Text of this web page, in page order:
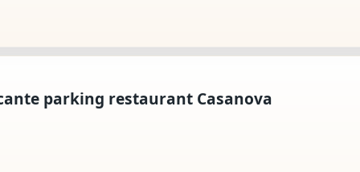
parking restaurant Casanova